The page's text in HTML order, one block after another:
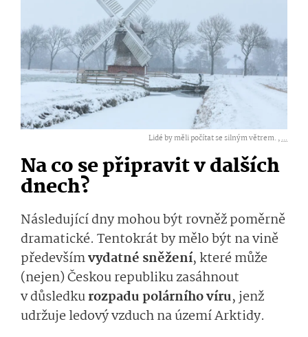
Lidé by měli počítat se silným větrem. ,...
Na co se připravit v dalších
dnech?
Následující dny mohou být rovněž poměrně
dramatické. Tentokrát by mělo být na vině
předevšímvydatné sněžení, které může
(nejen) Českou republiku zasáhnout
v důsledkurozpadu polárního víru, jenž
udržuje ledový vzduch na území Arktidy.